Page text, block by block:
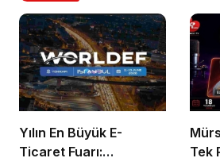
Yılın En Büyük E-
Ticaret Fuarı:
Tek